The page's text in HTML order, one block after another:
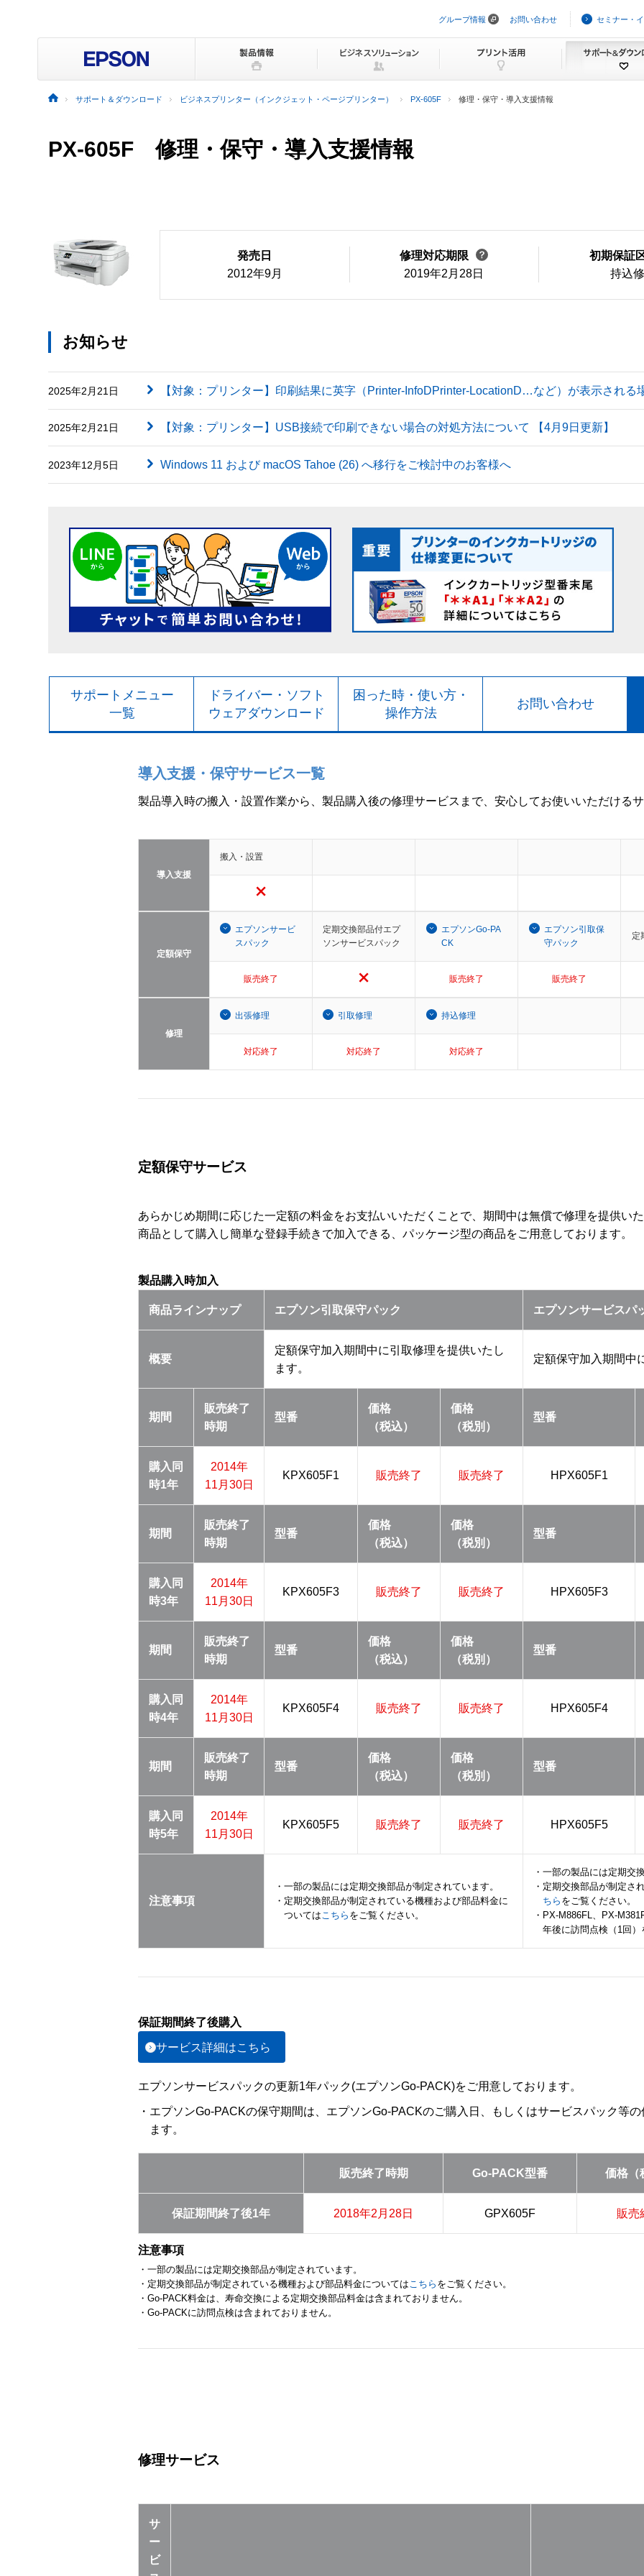
ビ
ョ
グループ情報 お問い合わせ セミナー・
サポート＆ダウンロード ビジネスプリンター（インクジェット・ページプリンター） PX-605F 修理・保守・導入支援情報
PX-605F 修理・保守・導入支援情報
発売日
2012年9月
修理対応期限
2019年2月28日
初期保証
持込
お知らせ
2025年2月21日 【対象：プリンター】印刷結果に英字（Printer-InfoDPrinter-LocationD…など）が表示される
2025年2月21日 【対象：プリンター】USB接続で印刷できない場合の対処方法について 【4月9日更新】
2023年12月5日 Windows 11 および macOS Tahoe (26) へ移行をご検討中のお客様へ
サポートメニュー
一覧
ドライバー・ソフト
ウェアダウンロード
困った時・使い方・
操作方法
お問い合わせ
導入支援・保守サービス一覧
製品導入時の搬入・設置作業から、製品購入後の修理サービスまで、安心してお使いいただける
導入支援
搬入・設置
定額保守
エプソンサービ
スパック
定期交換部品付エプ
ソンサービスパック
エプソンGo-PA
CK
エプソン引取保
守パック
定
販売終了 販売終了 販売終了
修理
出張修理 引取修理 持込修理
対応終了 対応終了 対応終了
定額保守サービス
あらかじめ期間に応じた一定額の料金をお支払いいただくことで、期間中は無償で修理を提供い
商品として購入し簡単な登録手続きで加入できる、パッケージ型の商品をご用意しております。
製品購入時加入
商品ラインナップ エプソン引取保守パック エプソンサービスパ
概要
定額保守加入期間中に引取修理を提供いたし
ます。
定額保守加入期間中
期間
販売終了
時期
型番
価格
（税込）
価格
（税別）
型番
購入同
時1年
2014年
11月30日
KPX605F1 販売終了 販売終了 HPX605F1
期間
販売終了
時期
型番
価格
（税込）
価格
（税別）
型番
購入同
時3年
2014年
11月30日
KPX605F3 販売終了 販売終了 HPX605F3
期間
販売終了
時期
型番
価格
（税込）
価格
（税別）
型番
購入同
時4年
2014年
11月30日
KPX605F4 販売終了 販売終了 HPX605F4
期間
販売終了
時期
型番
価格
（税込）
価格
（税別）
型番
購入同
時5年
2014年
11月30日
KPX605F5 販売終了 販売終了 HPX605F5
注意事項
・一部の製品には定期交換部品が制定されています。
・定期交換部品が制定されている機種および部品料金に
ついてはこちら をご覧ください。
・一部の製品には定期交
・定期交換部品が制定さ
ちら をご覧ください。
・PX-M886FL、PX-
年後に訪問点検（1回）
保証期間終了後購入
サービス詳細はこちら
エプソンサービスパックの更新1年パック(エプソンGo-PACK)をご用意しております。
・エプソンGo-PACKの保守期間は、エプソンGo-PACKのご購入日、もしくはサービスパック等
ます。
販売終了時期 Go-PACK型番 価格（
保証期間終了後1年 2018年2月28日 GPX605F 販売
注意事項
・一部の製品には定期交換部品が制定されています。
・定期交換部品が制定されている機種および部品料金についてはこちら をご覧ください。
・Go-PACK料金は、寿命交換による定期交換部品料金は含まれておりません。
・Go-PACKに訪問点検は含まれておりません。
修理サービス
サ
ー
ビ